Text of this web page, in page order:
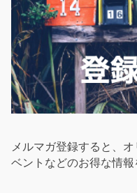
メルマガ登録すると、
ベントなどのお得な情報